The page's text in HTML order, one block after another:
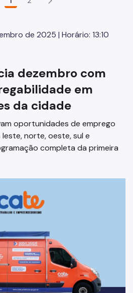
Individual
de 2025 | Horário: 13:10
dezembro com
em
da cidade
oportunidades de emprego
norte, oeste, sul e
completa da primeira